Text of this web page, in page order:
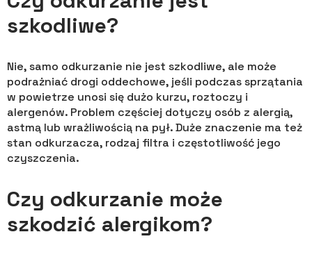
szkodliwe?
Nie, samo odkurzanie nie jest szkodliwe, ale może
podrażniać drogi oddechowe, jeśli podczas sprzątania
w powietrze unosi się dużo kurzu, roztoczy i
alergenów. Problem częściej dotyczy osób z alergią,
astmą lub wrażliwością na pył. Duże znaczenie ma też
stan odkurzacza, rodzaj filtra i częstotliwość jego
czyszczenia.
Czy odkurzanie może
szkodzić alergikom?